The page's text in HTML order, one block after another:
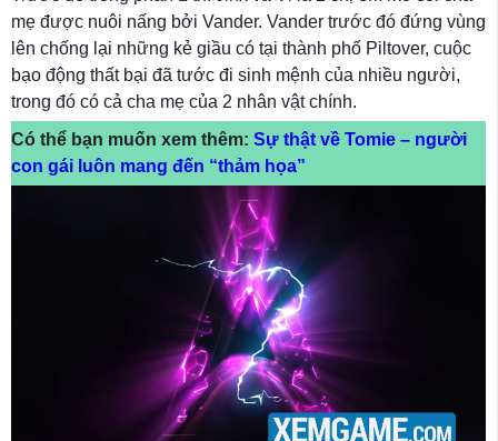
mẹ được nuôi nấng bởi Vander. Vander trước đó đứng vùng
lên chống lại những kẻ giầu có tại thành phố Piltover, cuộc
bạo động thất bại đã tước đi sinh mệnh của nhiều người,
trong đó có cả cha mẹ của 2 nhân vật chính.
Có thể bạn muốn xem thêm: Sự thật về Tomie – người
con gái luôn mang đến “thảm họa”